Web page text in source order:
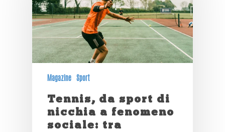
Magazine Sport
Tennis, da sport di
nicchia a fenomeno
sociale: tra